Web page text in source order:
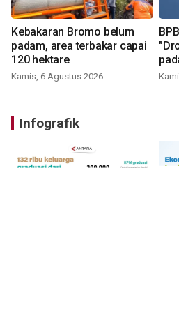
Kebakaran Bromo belum
padam, area terbakar capai
120 hektare
Kamis, 6 Agustus 2026
Infografik